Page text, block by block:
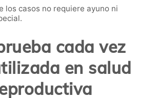
los casos no requiere ayuno ni
cada vez
en salud